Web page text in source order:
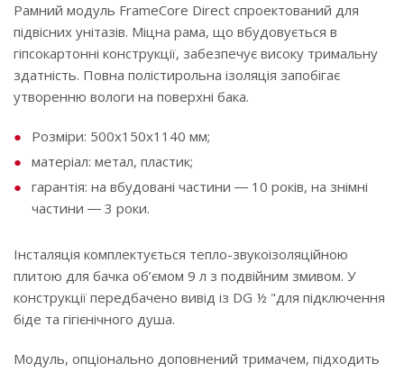
Рамний модуль FrameCore Direct спроектований для
підвісних унітазів. Міцна рама, що вбудовується в
гіпсокартонні конструкції, забезпечує високу тримальну
здатність. Повна полістирольна ізоляція запобігає
утворенню вологи на поверхні бака.
Розміри: 500x150x1140 мм;
матеріал: метал, пластик;
гарантія: на вбудовані частини ― 10 років, на знімні
частини ― 3 роки.
Інсталяція комплектується тепло-звукоізоляційною
плитою для бачка об’ємом 9 л з подвійним змивом. У
конструкції передбачено вивід із DG ½ "для підключення
біде та гігієнічного душа.
Модуль, опціонально доповнений тримачем, підходить